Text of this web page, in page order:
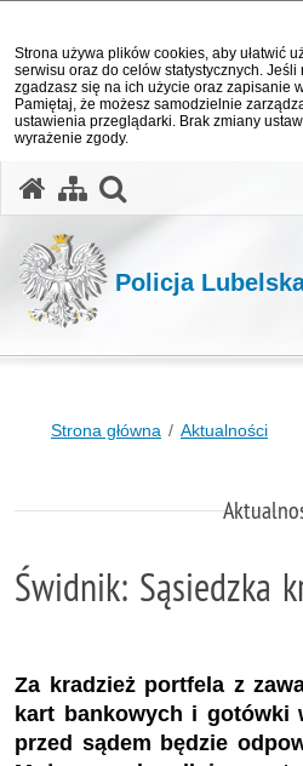
Strona używa plików cookies, aby ułatwić
serwisu oraz do celów statystycznych.
zgadzasz się na ich użycie oraz zapisanie
Pamiętaj, że możesz samodzielnie
ustawienia przeglądarki. Brak zmiany
wyrażenie zgody.
Policja
Strona główna Aktualności
Świdnik: Sąsiedzka
Za kradzież portfela z
kart bankowych i gotówki
przed sądem będzie